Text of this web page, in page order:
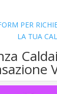
PER
LA TUA